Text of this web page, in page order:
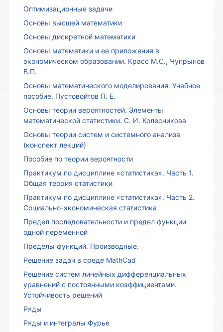
Оптимизационные задачи
Основы высшей математики
Основы дискретной математики
Основы математики и ее приложения в
экономическом образовании. Красс М.С., Чупрынов
Б.П.
Основы математического моделирования: Учебное
пособие. Пустовойтов П. Е.
Основы теории вероятностей. Элементы
математической статистики. С. И. Колесникова
Основы теории систем и системного анализа
(конспект лекций)
Пособие по теории вероятности
Практикум по дисциплине «статистика». Часть 1.
Общая теория статистики
Практикум по дисциплине «статистика». Часть 2.
Социально-экономическая статистика
Предел последовательности и предел функции
одной переменной
Пределы функций. Производные.
Решение задач в среде MathCad
Решение систем линейных дифференциальных
уравнений с постоянными коэффициентами.
Устойчивость решений
Ряды
Ряды и интегралы Фурье